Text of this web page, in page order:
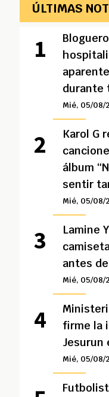
ÚLTIMAS
durante
Mié, 05/08/
Karol G
álbum
sentir
Mié, 05/08/
Lamine
antes
Mié, 05/08/
firme la
Jesurun
Mié, 05/08/